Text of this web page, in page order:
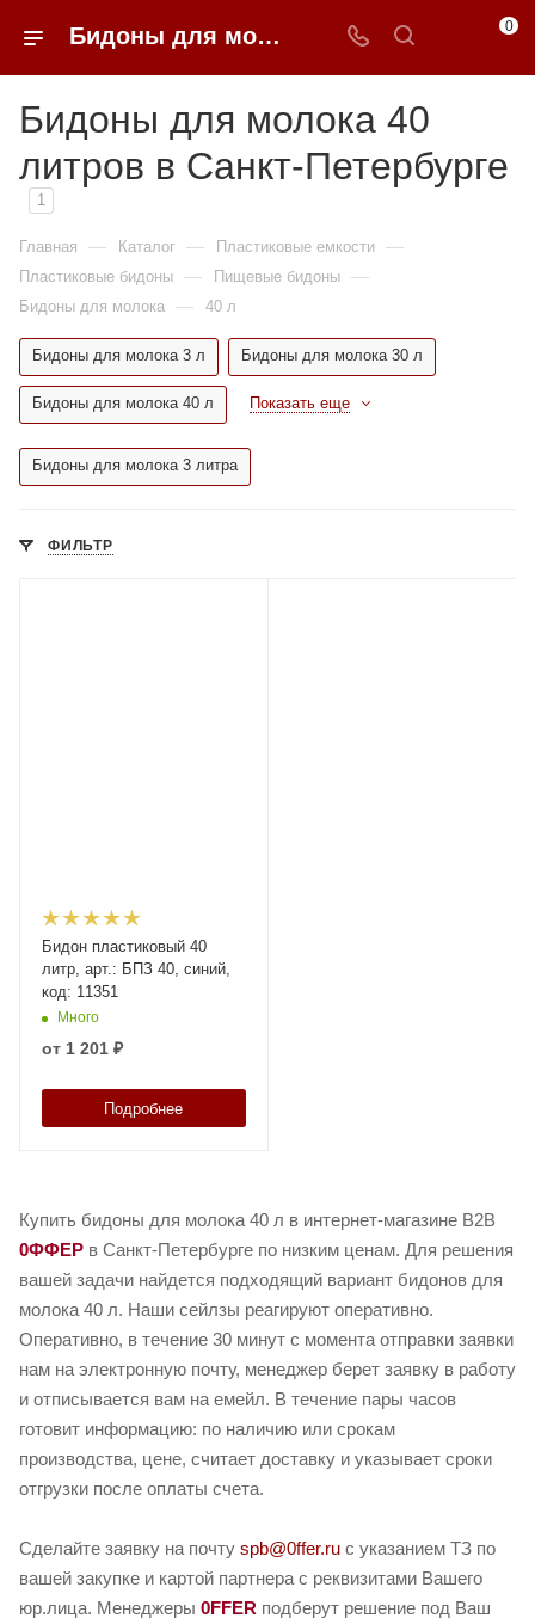
Бидоны для молока 40 литров недорого в Санкт-Петербурге | 0FFER 0
Бидоны для молока 40
литров в Санкт-Петербурге
1
Главная — Каталог — Пластиковые емкости —
Пластиковые бидоны — Пищевые бидоны —
Бидоны для молока — 40 л
Бидоны для молока 3 л Бидоны для молока 30 л
Бидоны для молока 40 л Показать еще
Бидоны для молока 3 литра
ФИЛЬТР
Бидон пластиковый 40
литр, арт.: БПЗ 40, синий,
код: 11351
Много
от 1 201 ₽
Подробнее
Купить бидоны для молока 40 л в интернет-магазине B2B
0ФФЕР в Санкт-Петербурге по низким ценам. Для решения
вашей задачи найдется подходящий вариант бидонов для
молока 40 л. Наши сейлзы реагируют оперативно.
Оперативно, в течение 30 минут с момента отправки заявки
нам на электронную почту, менеджер берет заявку в работу
и отписывается вам на емейл. В течение пары часов
готовит информацию: по наличию или срокам
производства, цене, считает доставку и указывает сроки
отгрузки после оплаты счета.
Сделайте заявку на почту spb@0ffer.ru с указанием ТЗ по
вашей закупке и картой партнера с реквизитами Вашего
юр.лица. Менеджеры 0FFER подберут решение под Ваш